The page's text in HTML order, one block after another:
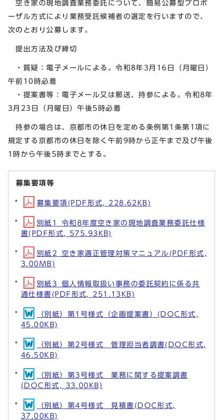
空き家の現地調査業務委託について、簡易公募型プロポ
ーザル方式により業務受託候補者の選定を行いますので、
次のとおり公募します。
提出方法及び締切
・質疑：電子メールによる。令和8年3月16日（月曜日）
午前10時必着
・提案書等：電子メール又は郵送、持参による。令和8年
3月23日（月曜日）午後5時必着
持参の場合は、京都市の休日を定める条例第1条第1項に
規定する京都市の休日を除く午前9時から正午まで及び午後
1時から午後5時までとする。
募集要項等
募集要項(PDF形式, 228.62KB)
別紙1_令和8年度空き家の現地調査業務委託仕様
書(PDF形式, 575.93KB)
別紙2_空き家適正管理対策マニュアル(PDF形式,
3.00MB)
別紙3_個人情報取扱い事務の委託契約に係る共
通仕様書(PDF形式, 251.13KB)
（別紙）第1号様式（企画提案書）(DOC形式,
45.00KB)
（別紙）第2号様式 管理担当者調書(DOC形式,
46.50KB)
（別紙）第3号様式 業務に関する提案調書
(DOC形式, 33.00KB)
（別紙）第4号様式 見積書(DOC形式,
37.00KB)